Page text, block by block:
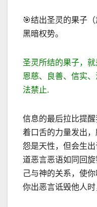
🎯结出圣灵的果子
黑暗权势。
圣灵所结的果子，就
恩慈、良善、信实
法禁止.
信息的最后拉比提
着口舌的力量发出
怨是天性，但会生
道恶言恶语如同回
己与神的关系，使
你出恶言诋毁他人时